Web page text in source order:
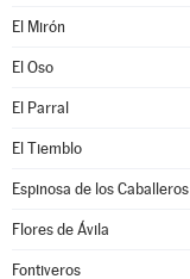
El Mirón
El Oso
El Parral
El Tiemblo
Espinosa de los Caballeros
Flores de Ávila
Fontiveros